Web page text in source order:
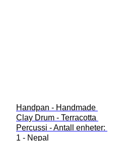
Handpan - Handmade
Clay Drum - Terracotta
Percussi - Antall enheter:
1 - Nepal